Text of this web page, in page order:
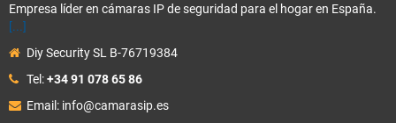
Empresa líder en cámaras IP de seguridad para el hogar en España.
[...]
Diy Security SL B-76719384
Tel:+34 91 078 65 86
Email: info@camarasip.es